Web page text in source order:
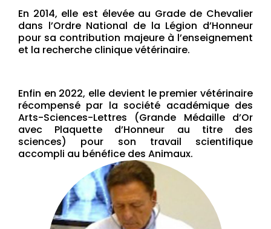
En 2014, elle est élevée au Grade de Chevalier
dans l’Ordre National de la Légion d’Honneur
pour sa contribution majeure à l’enseignement
et la recherche clinique vétérinaire.
Enfin en 2022, elle devient le premier vétérinaire
récompensé par la société académique des
Arts-Sciences-Lettres (Grande Médaille d’Or
avec Plaquette d’Honneur au titre des
sciences) pour son travail scientifique
accompli au bénéfice des Animaux.